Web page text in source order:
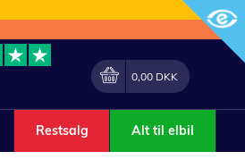
Min indkøbskurv
0,00 DKK
Restsalg Alt til elbil